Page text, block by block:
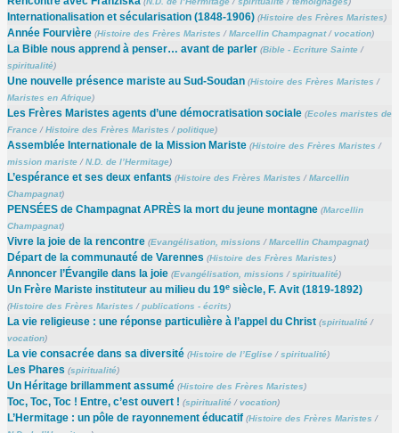
Internationalisation et sécularisation (1848-1906) (Histoire des Frères Maristes)
Année Fourvière (Histoire des Frères Maristes /Marcellin Champagnat/vocation)
La Bible nous apprend à penser… avant de parler (Bible - Ecriture Sainte/
spiritualité)
Une nouvelle présence mariste au Sud-Soudan (Histoire des Frères Maristes /
Maristes en Afrique)
Les Frères Maristes agents d’une démocratisation sociale (Ecoles maristes de
France/Histoire des Frères Maristes /politique)
Assemblée Internationale de la Mission Mariste (Histoire des Frères Maristes /
mission mariste/N.D. de l’Hermitage)
L’espérance et ses deux enfants (Histoire des Frères Maristes /Marcellin
Champagnat)
PENSÉES de Champagnat APRÈS la mort du jeune montagne (Marcellin
Champagnat)
Vivre la joie de la rencontre (Evangélisation, missions /Marcellin Champagnat)
Départ de la communauté de Varennes (Histoire des Frères Maristes)
Annoncer l’Évangile dans la joie (Evangélisation, missions /spiritualité)
Un Frère Mariste instituteur au milieu du 19esiècle, F. Avit (1819-1892)
(Histoire des Frères Maristes /publications - écrits)
La vie religieuse : une réponse particulière à l’appel du Christ (spiritualité/
vocation)
La vie consacrée dans sa diversité (Histoire de l’Eglise/spiritualité)
Les Phares (spiritualité)
Un Héritage brillamment assumé (Histoire des Frères Maristes)
Toc, Toc, Toc ! Entre, c’est ouvert ! (spiritualité/vocation)
L’Hermitage : un pôle de rayonnement éducatif (Histoire des Frères Maristes /